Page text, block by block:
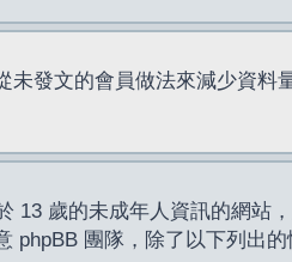
發文的會員做法來減少資料
13 歲的未成年人資訊的網站
團隊，除了以下列出